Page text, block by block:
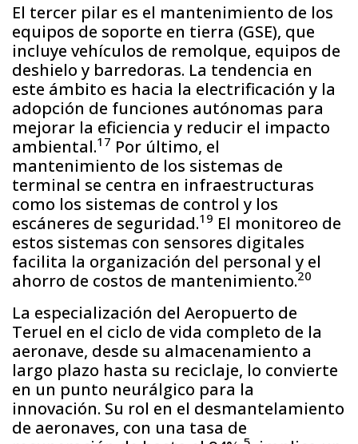
El tercer pilar es el mantenimiento de los
equipos de soporte en tierra (GSE), que
incluye vehículos de remolque, equipos de
deshielo y barredoras. La tendencia en
este ámbito es hacia la electrificación y la
adopción de funciones autónomas para
mejorar la eficiencia y reducir el impacto
ambiental.17 Por último, el
mantenimiento de los sistemas de
terminal se centra en infraestructuras
como los sistemas de control y los
escáneres de seguridad.19 El monitoreo de
estos sistemas con sensores digitales
facilita la organización del personal y el
ahorro de costos de mantenimiento.20
La especialización del Aeropuerto de
Teruel en el ciclo de vida completo de la
aeronave, desde su almacenamiento a
largo plazo hasta su reciclaje, lo convierte
en un punto neurálgico para la
innovación. Su rol en el desmantelamiento
de aeronaves, con una tasa de